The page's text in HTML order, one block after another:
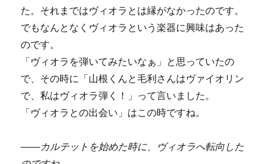
た。それまではヴィオラとは縁がなかったのです。
でもなんとなくヴィオラという楽器に興味はあった
のです。
「ヴィオラを弾いてみたいなぁ」と思っていたの
で、その時に「山根くんと毛利さんはヴァイオリン
で、私はヴィオラ弾く！」って言いました。
「ヴィオラとの出会い」はこの時ですね。
―― カルテットを始めた時に、ヴィオラへ転向した